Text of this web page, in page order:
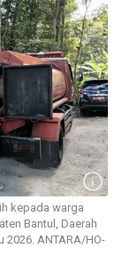
kepada warga
Bantul, Daerah
ANTARA/HO-